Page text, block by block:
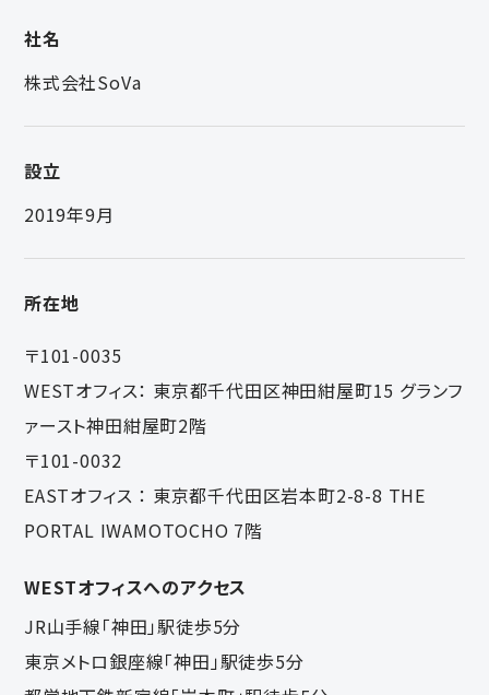
社名
株式会社SoVa
設立
2019年9月
所在地
〒101-0035
WESTオフィス： 東京都千代田区神田紺屋町15 グランフ
ァースト神田紺屋町2階
〒101-0032
EASTオフィス ： 東京都千代田区岩本町2-8-8 THE
PORTAL IWAMOTOCHO 7階
WESTオフィスへのアクセス
JR山手線「神田」駅徒歩5分
東京メトロ銀座線「神田」駅徒歩5分